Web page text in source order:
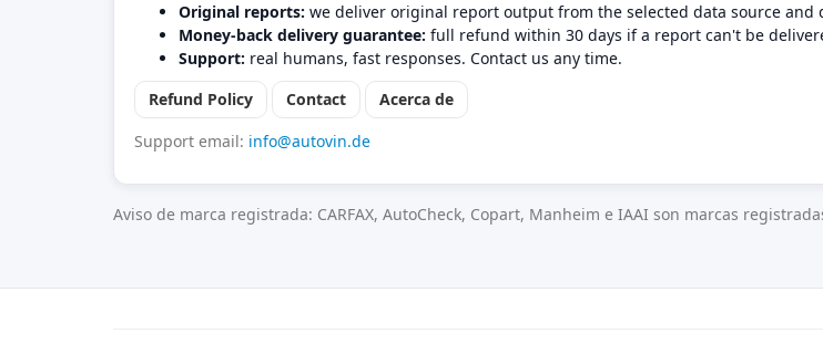
Original reports: we deliver original report output from the selected data source and
Money-back delivery guarantee: full refund within 30 days if a report can't be
Support: real humans, fast responses. Contact us any time.
Refund Policy
Contact
Acerca de
Support email: info@autovin.de
Aviso de marca registrada: CARFAX, AutoCheck, Copart, Manheim e IAAI son marcas